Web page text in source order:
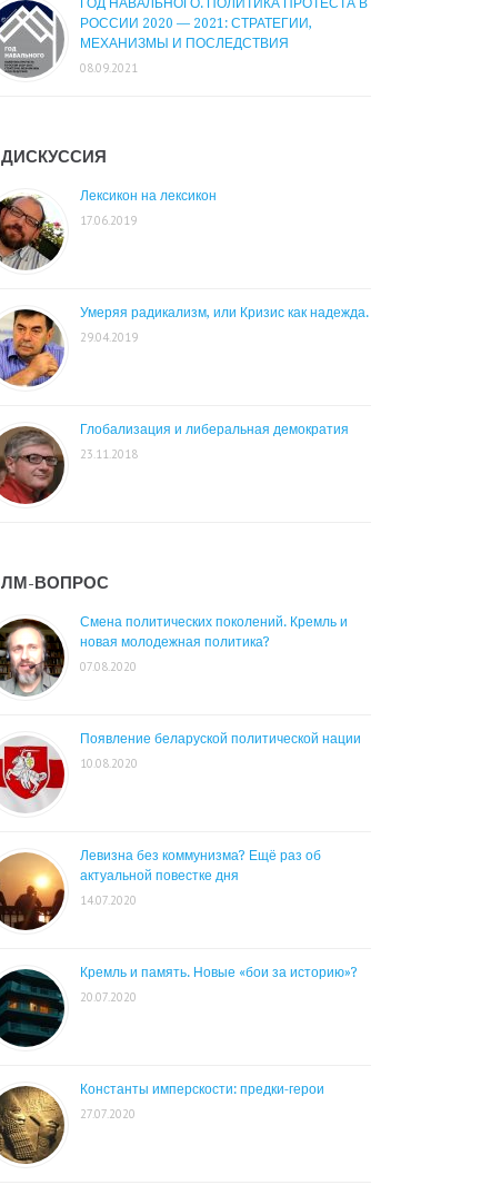
РОССИИ 2020 — 2021: СТРАТЕГИИ,
МЕХАНИЗМЫ И ПОСЛЕДСТВИЯ
08.09.2021
ДИСКУССИЯ
Лексикон на лексикон
17.06.2019
Умеряя радикализм, или Кризис как надежда.
29.04.2019
Глобализация и либеральная демократия
23.11.2018
ЛМ-ВОПРОС
Смена политических поколений. Кремль и
новая молодежная политика?
07.08.2020
Появление беларуской политической нации
10.08.2020
Левизна без коммунизма? Ещё раз об
актуальной повестке дня
14.07.2020
Кремль и память. Новые «бои за историю»?
20.07.2020
Константы имперскости: предки-герои
27.07.2020